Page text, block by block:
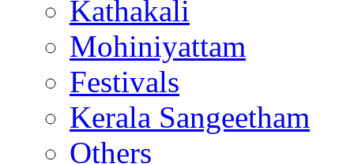
Kathakali
Mohiniyattam
Festivals
Kerala Sangeetham
Others